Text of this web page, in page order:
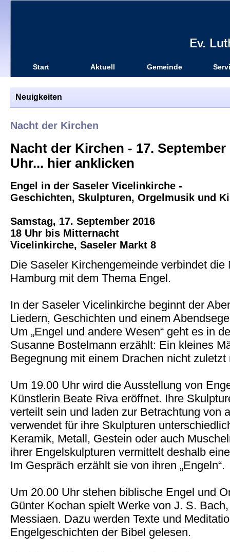
Start Aktuell Gemeinde
Neuigkeiten
Nacht der Kirchen
Nacht der Kirchen - 17.
Uhr... hier anklicken
Engel in der Saseler Vicelinkirche -
Geschichten, Skulpturen, Orgelmusik und
Samstag, 17. September 2016
18 Uhr bis Mitternacht
Vicelinkirche, Saseler Markt 8
Die Saseler Kirchengemeinde verbindet die
Hamburg mit dem Thema Engel.
In der Saseler Vicelinkirche beginnt der
Liedern, Geschichten und einem
Um „Engel und andere Wesen“ geht es in
Susanne Bostelmann erzählt: Ein kleines
Begegnung mit einem Drachen nicht
Um 19.00 Uhr wird die Ausstellung von
Künstlerin Beate Riva eröffnet. Ihre
verteilt sein und laden zur Betrachtung von
verwendet für ihre Skulpturen
Keramik, Metall, Gestein oder auch
ihrer Engelskulpturen vermittelt deshalb
Im Gespräch erzählt sie von ihren „Engeln“.
Um 20.00 Uhr stehen biblische Engel und
Günter Kochan spielt Werke von J. S.
Messiaen. Dazu werden Texte und
Engelgeschichten der Bibel gelesen.